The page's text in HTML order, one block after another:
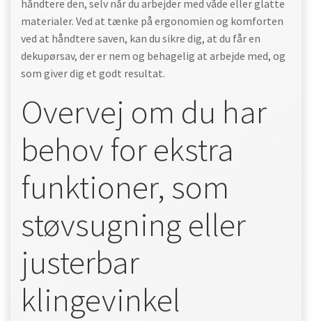
håndtere den, selv når du arbejder med våde eller glatte
materialer. Ved at tænke på ergonomien og komforten
ved at håndtere saven, kan du sikre dig, at du får en
dekupørsav, der er nem og behagelig at arbejde med, og
som giver dig et godt resultat.
Overvej om du har
behov for ekstra
funktioner, som
støvsugning eller
justerbar
klingevinkel